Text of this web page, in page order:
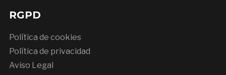
RGPD
Política de cookies
Política de privacidad
Aviso Legal